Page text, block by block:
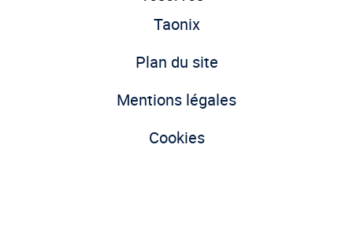
Taonix
Plan du site
Mentions légales
Cookies